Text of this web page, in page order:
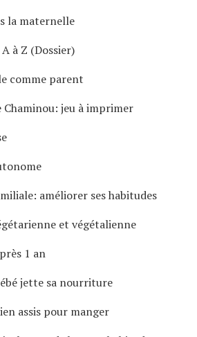
la maternelle
à Z (Dossier)
comme parent
jeu à imprimer
améliorer ses habitudes
et végétalienne
1 an
jette sa nourriture
assis pour manger